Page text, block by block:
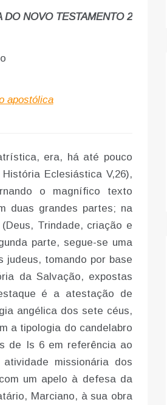
DO NOVO TESTAMENTO 2
apostólica
era, há até pouco
Eclesiástica V,26),
o magnífico texto
duas grandes partes; na
Trindade, criação e
parte, segue-se uma
judeus, tomando por base
da Salvação, expostas
é a atestação de
angélica dos sete céus,
a tipologia do candelabro
de Is 6 em referência ao
missionária dos
um apelo à defesa da
Marciano, à sua obra